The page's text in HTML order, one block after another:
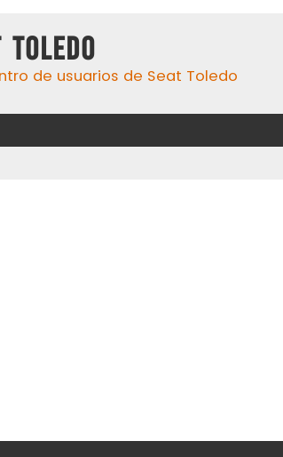
Toledo
de usuarios de Seat Toledo